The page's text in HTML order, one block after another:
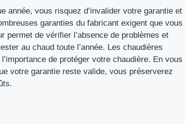
année, vous risquez d’invalider votre garantie et
garanties du fabricant exigent que vous
permet de vérifier l’absence de problèmes et
au chaud toute l’année. Les chaudières
de protéger votre chaudière. En vous
votre garantie reste valide, vous préserverez